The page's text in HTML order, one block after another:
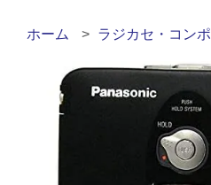
ホーム ラジカセ・コンポ